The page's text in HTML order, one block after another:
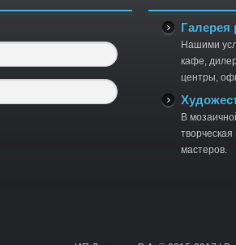
Галерея
Нашими
кафе,
центры,
В
мастеров.